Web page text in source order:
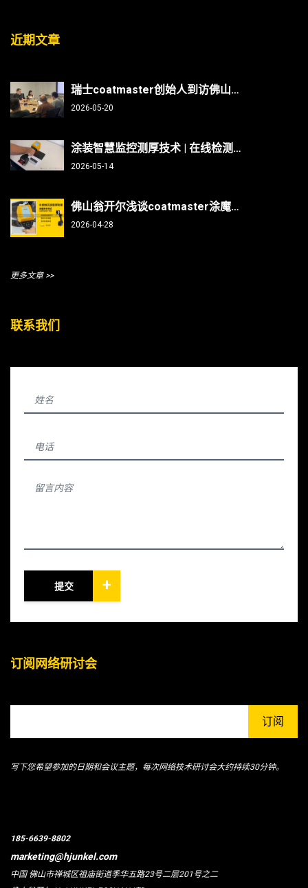
近期文章
瑞士coatmaster创始人到访佛山翁开尔：非接触测厚技术能否破解涂装行业“效率与精度”难题？
2026-05-20
涂装智慧监控测厚技术 | 在线检测、非接触无损、防呆、不限底材
2026-05-14
佛山翁开尔浅谈coatmaster涂魔师测曲面/焊缝/内部，复杂部件涂层测厚不再难
2026-04-28
更多文章 >>
联系我们
提交 +
订阅网络研讨会
订阅
写下您希望参加的日期和会议主题，每次网络技术研讨会大约持续30分钟。
185-6639-8802
marketing@hjunkel.com
中国 佛山市禅城区祖庙街道季华五路23号二层201号之二